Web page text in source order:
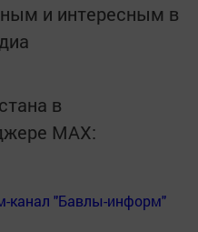
и интересным в
в
MАХ:
канал "Бавлы-информ"